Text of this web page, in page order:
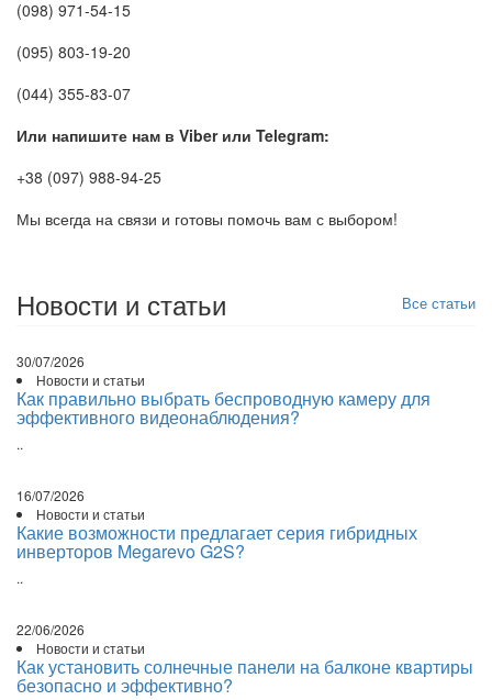
(098) 971-54-15
(095) 803-19-20
(044) 355-83-07
Или напишите нам в Viber или Telegram:
+38 (097) 988-94-25
Мы всегда на связи и готовы помочь вам с выбором!
Новости и статьи Все статьи
30/07/2026
Новости и статьи
Как правильно выбрать беспроводную камеру для
эффективного видеонаблюдения?
..
16/07/2026
Новости и статьи
Какие возможности предлагает серия гибридных
инверторов Megarevo G2S?
..
22/06/2026
Новости и статьи
Как установить солнечные панели на балконе квартиры
безопасно и эффективно?